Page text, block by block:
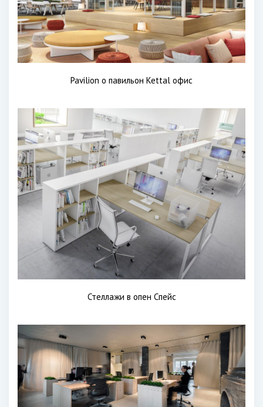
Pavilion о павильон Kettal офис
Стеллажи в опен Спейс